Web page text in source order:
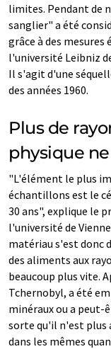
limites. Pendant de
sanglier" a été
grâce à des mesures
l'université Leibniz
Il s'agit d'une
des années 1960.
Plus de
physique
"L'élément le plus
échantillons est le
30 ans", explique le
l'université de
matériau s'est donc
des aliments aux
beaucoup plus vite.
Tchernobyl, a été
minéraux ou a peut-
sorte qu'il n'est plus
dans les mêmes